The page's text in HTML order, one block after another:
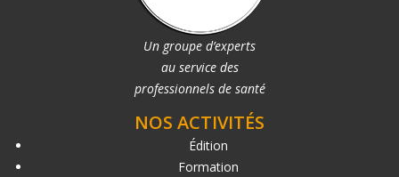
Un groupe d’experts
au service des
professionnels de santé
NOS ACTIVITÉS
Édition
Formation